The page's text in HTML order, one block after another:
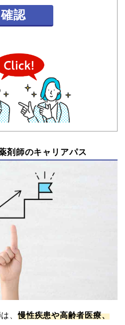
確認
剤師のキャリアパス
、慢性疾患や高齢者医療、